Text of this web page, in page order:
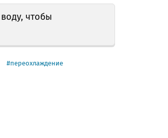
чтобы
переохлаждение